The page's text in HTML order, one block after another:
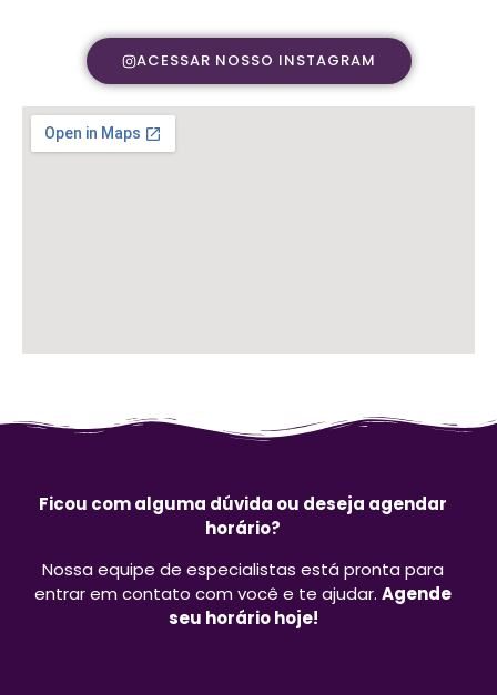
ACESSAR NOSSO INSTAGRAM
Ficou com alguma dúvida ou deseja agendar
horário?
Nossa equipe de especialistas está pronta para
entrar em contato com você e te ajudar. Agende
seu horário hoje!